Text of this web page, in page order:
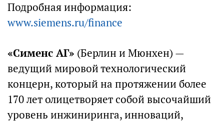
Подробная информация:
www.siemens.ru/finance
«Сименс АГ» (Берлин и Мюнхен) —
ведущий мировой технологический
концерн, который на протяжении более
170 лет олицетворяет собой высочайший
уровень инжиниринга, инноваций,